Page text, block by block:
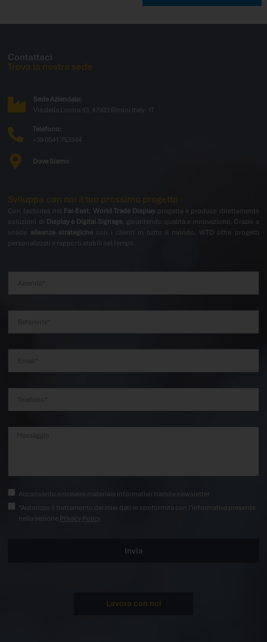
Contattaci
Trova la nostra sede
Sede Aziendale:
Via della Lontra 43, 47923 Rimini Italy - IT
Telefono:
+39 0541 753344
Dove Siamo
Con factories nel Far-East, World Trade Display progetta e produce direttamente
soluzioni di Display e Digital Signage, garantendo qualità e innovazione. Grazie a
solide alleanze strategichecon i clienti in tutto il mondo, WTD offre progetti
personalizzati e rapporti stabili nel tempo.
Acconsento a ricevere materiale informativo tramite newsletter.
*Autorizzo il trattamento dei miei dati in conformità con l’informativa presente
nella sezione Privacy Policy
Invia
Sviluppa con noi il tuo prossimo progetto
Lavora con noi